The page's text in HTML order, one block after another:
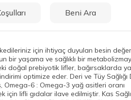
Beni Ara
için ihtiyaç duyulan besin
bir yaşama ve sağlıklı bir
doğal prebiyotik lifler, bağırsaklarda
optimize eder. Deri ve Tüy Sağlığı
Omega-6 : Omega-3 yağ asitleri oranı
lifli gıdalar ilave edilmiştir. Kas